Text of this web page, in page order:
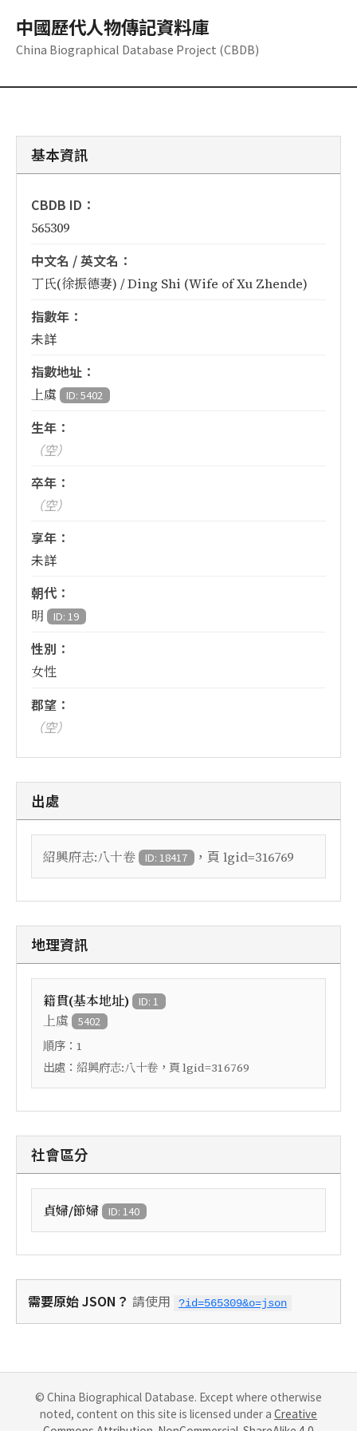
中國歷代人物傳記資料庫
China Biographical Database Project (CBDB)
基本資訊
CBDB ID：
565309
中文名 / 英文名：
丁氏(徐振德妻) / Ding Shi (Wife of Xu Zhende)
指數年：
未詳
指數地址：
上虞 ID: 5402
生年：
（空）
卒年：
（空）
享年：
未詳
朝代：
明 ID: 19
性別：
女性
郡望：
（空）
出處
紹興府志:八十卷 ID: 18417 ，頁 lgid=316769
地理資訊
籍貫(基本地址) ID: 1
上虞 5402
順序： 1
出處： 紹興府志:八十卷 ，頁 lgid=316769
社會區分
貞婦/節婦 ID: 140
需要原始 JSON？ 請使用 ?id=565309&o=json
© China Biographical Database. Except where otherwise
noted, content on this site is licensed under a Creative